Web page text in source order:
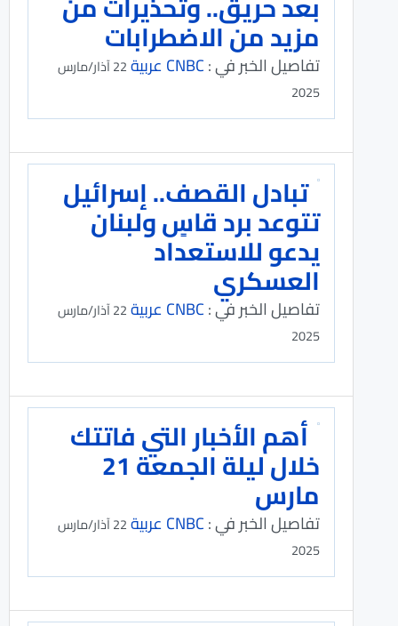
مزيد من الاضطرابات
تفاصيل الخبر في :CNBC عربية
22 آذار/مارس
2025
تبادل القصف.. إسرائيل
تتوعد برد قاسٍ ولبنان
يدعو للاستعداد
العسكري
تفاصيل الخبر في :CNBC عربية
22 آذار/مارس
2025
أهم الأخبار التي فاتتك
خلال ليلة الجمعة 21
مارس
تفاصيل الخبر في :CNBC عربية
22 آذار/مارس
2025